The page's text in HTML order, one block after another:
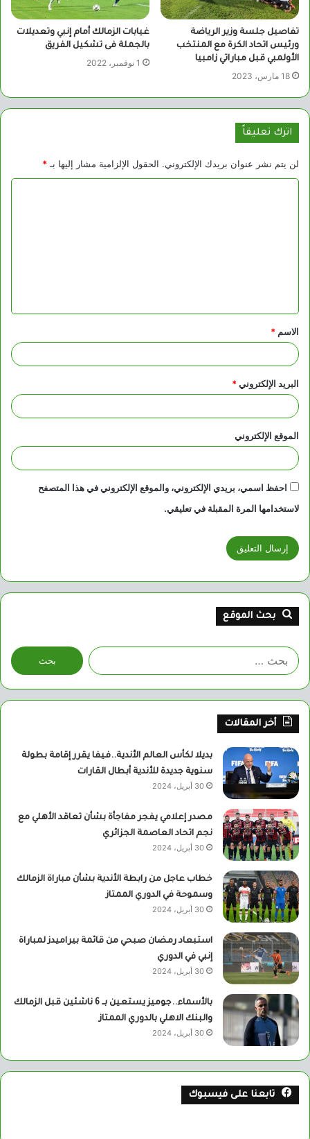
تفاصيل جلسة وزير الرياضة
ورئيس اتحاد الكرة مع المنتخب
الأولمبي قبل مباراتي زامبيا
18 مارس، 2023
غيابات الزمالك أمام إنبي وتعديلات
بالجملة فى تشكيل الفريق
1 نوفمبر، 2022
اترك تعليقاً
لن يتم نشر عنوان بريدك الإلكتروني. الحقول الإلزامية مشار إليها بـ *
ق
*
الاسم *
البريد الإلكتروني*
الموقع الإلكتروني
احفظ اسمي، بريدي الإلكتروني، والموقع الإلكتروني في هذا المتصفح
لاستخدامها المرة المقبلة في تعليقي.
بحث الموقع
البحث
عن:
أخر المقالات
بديلا لكأس العالم الأندية..فيفا يقرر إقامة بطولة
سنوية جديدة للأندية أبطال القارات
30 أبريل، 2024
مصدر إعلامي يفجر مفاجأة بشأن تعاقد الأهلي مع
نجم اتحاد العاصمة الجزائري
30 أبريل، 2024
خطاب عاجل من رابطة الأندية بشأن مباراة الزمالك
وسموحة في الدوري الممتاز
30 أبريل، 2024
استبعاد رمضان صبحي من قائمة بيراميدز لمباراة
إنبي في الدوري
30 أبريل، 2024
بالأسماء..جوميز يستعين بــ 6 ناشئين قبل الزمالك
والبنك الاهلي بالدوري الممتاز
30 أبريل، 2024
تابعنا على فيسبوك